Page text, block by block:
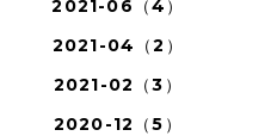
2021-06（4）
2021-04（2）
2021-02（3）
2020-12（5）